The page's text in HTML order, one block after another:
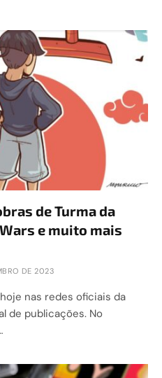
de Turma da
e muito mais
DE 2023
nas redes oficiais da
de publicações. No